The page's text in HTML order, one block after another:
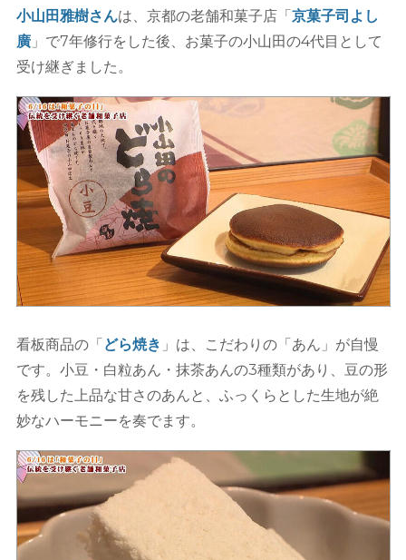
小山田雅樹さんは、京都の老舗和菓子店「京菓子司よし
廣」で7年修行をした後、お菓子の小山田の4代目として
受け継ぎました。
看板商品の「 どら焼き 」は、こだわりの「あん」が自慢
です。小豆・白粒あん・抹茶あんの3種類があり、豆の形
を残した上品な甘さのあんと、ふっくらとした生地が絶
妙なハーモニーを奏でます。